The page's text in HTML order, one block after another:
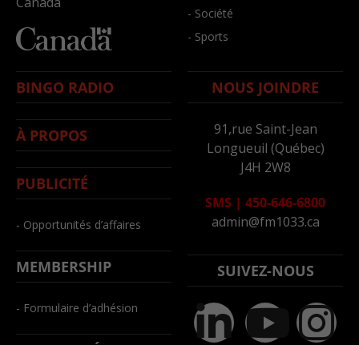
- Société
- Sports
BINGO RADIO
À PROPOS
PUBLICITÉ
- Opportunités d’affaires
MEMBERSHIP
- Formulaire d’adhésion
NOUS JOINDRE
91,rue Saint-Jean
Longueuil (Québec)
J4H 2W8
SMS | 450-646-6800
admin@fm1033.ca
SUIVEZ-NOUS